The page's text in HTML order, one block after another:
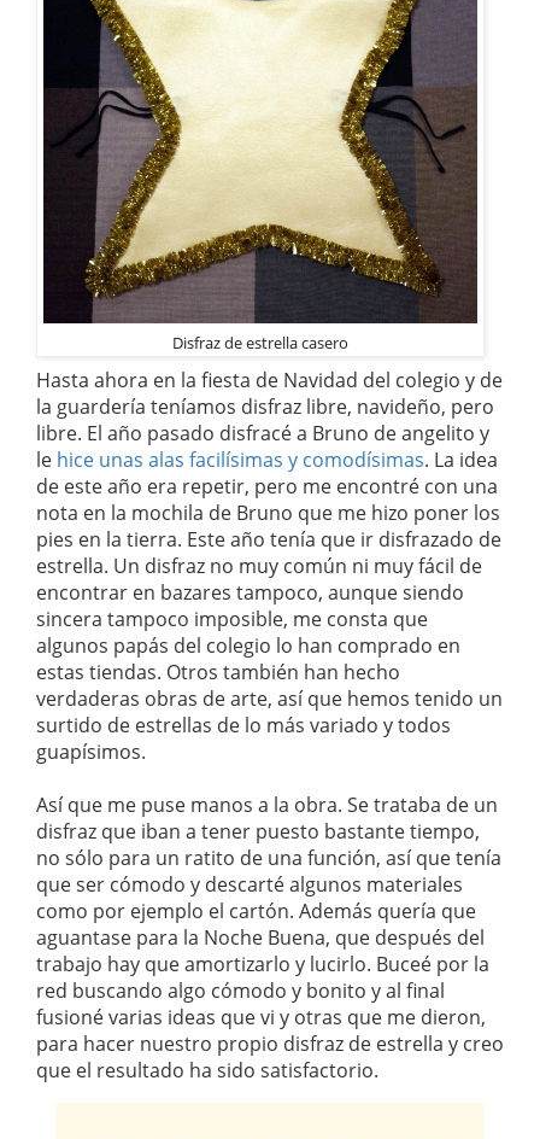
Disfraz de estrella casero
Hasta ahora en la fiesta de Navidad del colegio y de
la guardería teníamos disfraz libre, navideño, pero
libre. El año pasado disfracé a Bruno de angelito y
le hice unas alas facilísimas y comodísimas. La idea
de este año era repetir, pero me encontré con una
nota en la mochila de Bruno que me hizo poner los
pies en la tierra. Este año tenía que ir disfrazado de
estrella. Un disfraz no muy común ni muy fácil de
encontrar en bazares tampoco, aunque siendo
sincera tampoco imposible, me consta que
algunos papás del colegio lo han comprado en
estas tiendas. Otros también han hecho
verdaderas obras de arte, así que hemos tenido un
surtido de estrellas de lo más variado y todos
guapísimos.
Así que me puse manos a la obra. Se trataba de un
disfraz que iban a tener puesto bastante tiempo,
no sólo para un ratito de una función, así que tenía
que ser cómodo y descarté algunos materiales
como por ejemplo el cartón. Además quería que
aguantase para la Noche Buena, que después del
trabajo hay que amortizarlo y lucirlo. Buceé por la
red buscando algo cómodo y bonito y al final
fusioné varias ideas que vi y otras que me dieron,
para hacer nuestro propio disfraz de estrella y creo
que el resultado ha sido satisfactorio.